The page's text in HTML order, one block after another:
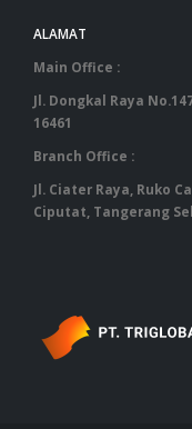
ALAMAT
Main Office :
Jl. Dongkal Raya
16461
Branch Office :
Jl. Ciater Raya, Ruko
Ciputat, Tangerang